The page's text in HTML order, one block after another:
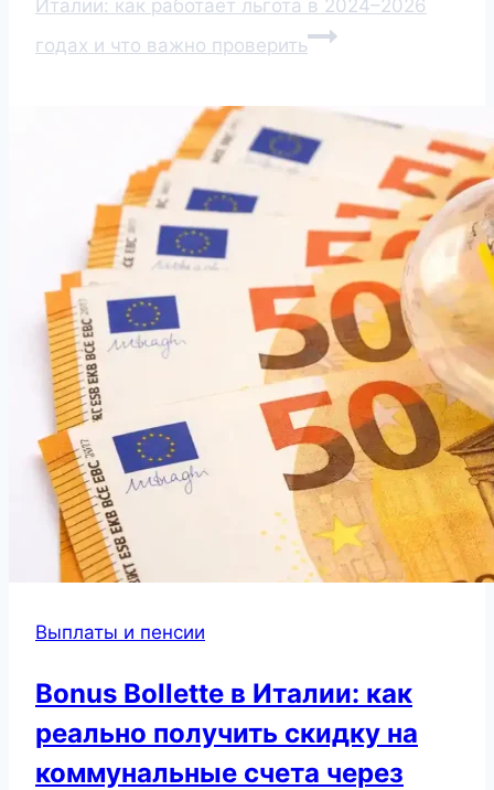
Италии: как работает льгота в 2024–2026
годах и что важно проверить
Выплаты и пенсии
Bonus Bollette в Италии: как
реально получить скидку на
коммунальные счета через